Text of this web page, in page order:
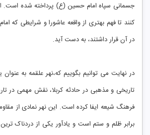
جسمانی سپاه امام حسین (ع) پرداخته شده است.
‌کنند تا فهم بهتری از واقعه عاشورا و شرایطی که
در آن قرار داشتند، به دست آید.
در نهایت می توانیم بگوییم که،نهر علقمه به
تاریخی و مذهبی در حادثه کربلا، نقش مهمی در
فرهنگ شیعه ایفا کرده است. این نهر نمادی از
برابر ظلم و ستم است و یادآور یکی از دردناک